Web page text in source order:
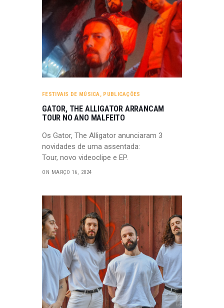
FESTIVAIS DE MÚSICA, PUBLICAÇÕES
GATOR, THE ALLIGATOR ARRANCAM
TOUR NO ANO MALFEITO
Os Gator, The Alligator anunciaram 3
novidades de uma assentada:
Tour, novo videoclipe e EP.
ON MARÇO 16, 2024